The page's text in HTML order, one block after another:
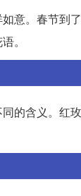
意。春节到
。
的含义。红